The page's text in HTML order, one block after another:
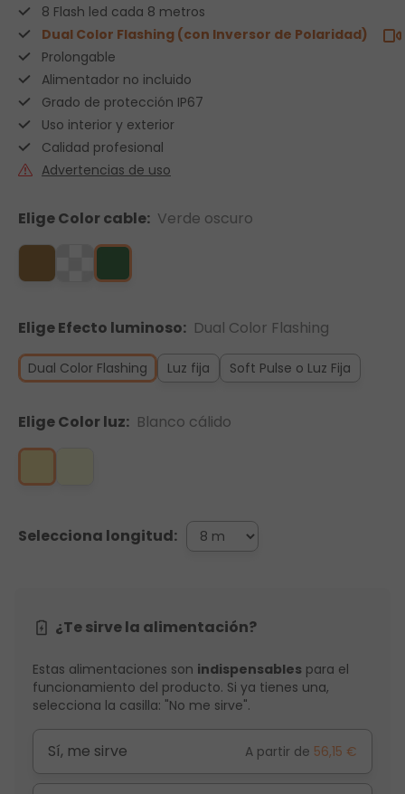
8 Flash led cada 8 metros
Dual Color Flashing (con Inversor de Polaridad)
Prolongable
Alimentador no incluido
Grado de protección IP67
Uso interior y exterior
Calidad profesional
Advertencias de uso
Elige Color cable: Verde oscuro
Elige Efecto luminoso: Dual Color Flashing
Dual Color Flashing Luz fija Soft Pulse o Luz Fija
Elige Color luz: Blanco cálido
Selecciona longitud:
¿Te sirve la alimentación?
Estas alimentaciones son indispensables para el
funcionamiento del producto. Si ya tienes una,
selecciona la casilla: "No me sirve".
Sí, me sirve A partir de 56,15 €